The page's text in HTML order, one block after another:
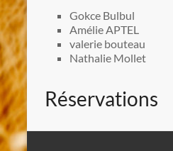
Gokce Bulbul
Amélie APTEL
valerie bouteau
Nathalie Mollet
Réservations